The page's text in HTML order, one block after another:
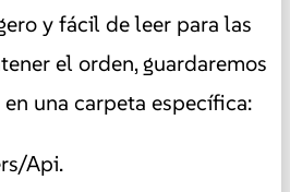
y fácil de leer para las
el orden, guardaremos
una carpeta específica:
Api.